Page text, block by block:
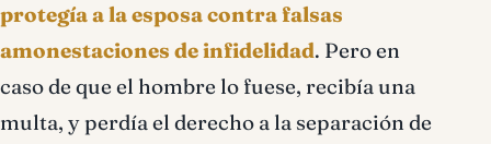
protegía a la esposa contra falsas
amonestaciones de infidelidad. Pero en
caso de que el hombre lo fuese, recibía una
multa, y perdía el derecho a la separación de